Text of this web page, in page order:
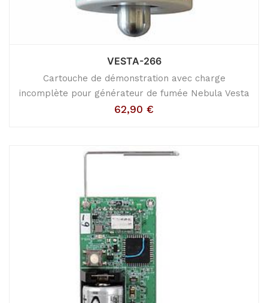
VESTA-266
Cartouche de démonstration avec charge
incomplète pour générateur de fumée Nebula Vesta
62,90 €